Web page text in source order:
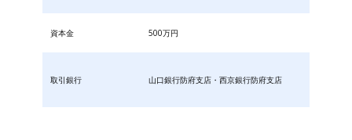
資本金 500万円
取引銀行 山口銀行防府支店・西京銀行防府支店